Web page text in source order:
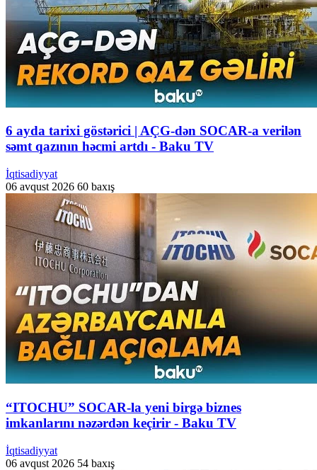
6 ayda tarixi göstərici | AÇG-dən SOCAR-a verilən
səmt qazının həcmi artdı - Baku TV
İqtisadiyyat
06 avqust 2026 60 baxış
“ITOCHU” SOCAR-la yeni birgə biznes
imkanlarını nəzərdən keçirir - Baku TV
İqtisadiyyat
06 avqust 2026 54 baxış